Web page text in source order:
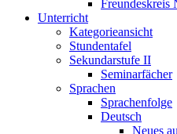
Freundeskreis
Unterricht
Kategorieansicht
Stundentafel
Sekundarstufe II
Seminarfächer
Sprachen
Sprachenfolge
Deutsch
Neues